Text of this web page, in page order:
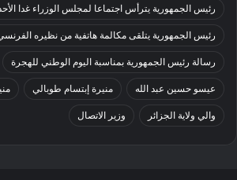
رئيس الجمهورية يترأس اجتماعا لمجلس الوزراء غدا
رئيس الجمهورية يتلقى مكالمة هاتفية من نظيره
رسالة رئيس الجمهورية بمناسبة اليوم الوطني للهجرة
عيسو حسين عبد الله منيرة إبتسام طوبالي
والي ولاية الجزائر وزير الاتصال